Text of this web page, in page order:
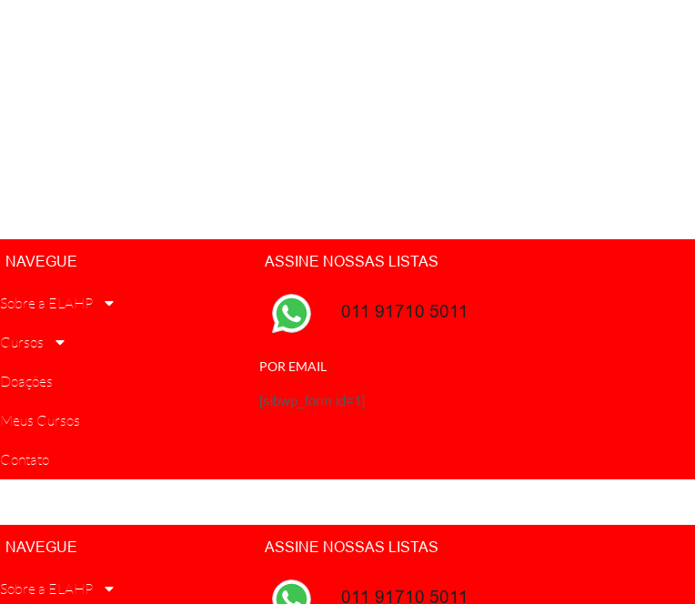
NAVEGUE
Sobre a ELAHP
Cursos
Doações
Meus Cursos
Contato
ASSINE NOSSAS LISTAS
011 91710 5011
POR EMAIL
[sibwp_form id=1]
NAVEGUE
Sobre a ELAHP
ASSINE NOSSAS LISTAS
011 91710 5011